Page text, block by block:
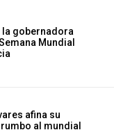
la gobernadora
Mundial
afina su
al mundial